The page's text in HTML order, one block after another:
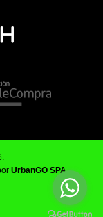
UrbanGO SPA.